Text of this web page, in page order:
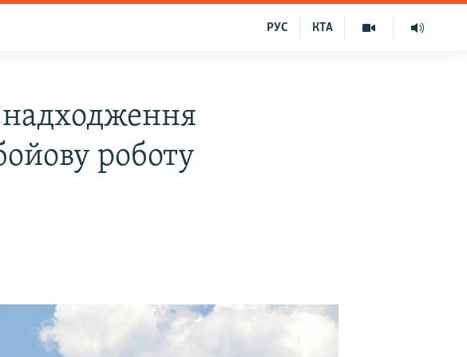
КТА
РУС
надходження
роботу